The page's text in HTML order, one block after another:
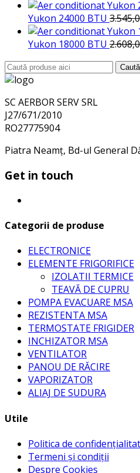
inițial
a
fost:
460,00
Yukon 24000 BTU
Yukon 18000 BTU
Search
for:
Caută
SC AERBOR SERV SRL
J27/671/2010
RO27775904
Piatra Neamț, Bd-ul General
Get in touch
Categorii de produse
ELECTRONICE
ELEMENTE FRIGORIFICE
IZOLATII TERMICE
TEAVĂ DE CUPRU
POMPA EVACUARE MSA
REZISTENTA MSA
TERMOSTATE FRIGIDER
INCHIZATOR MSA
VENTILATOR
PANOU DE RĂCIRE
VAPORIZATOR
ALIAJ DE SUDURA
Utile
Politica de
Termeni și condiții
Despre Cookies